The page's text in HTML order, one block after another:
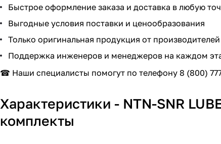
Быстрое оформление заказа и доставка в любую
Выгодные условия поставки и ценообразования
Только оригинальная продукция от производителей
Поддержка инженеров и менеджеров на каждом
☎ Наши специалисты помогут по телефону 8 (800)
Характеристики - NTN-SNR
комплекты